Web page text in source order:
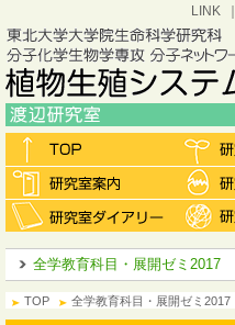
LINK
全学教育科目・展開ゼミ2017
TOP 全学教育科目・展開ゼミ2017